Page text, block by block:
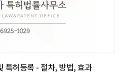
특허등록 - 절차, 방법, 효과